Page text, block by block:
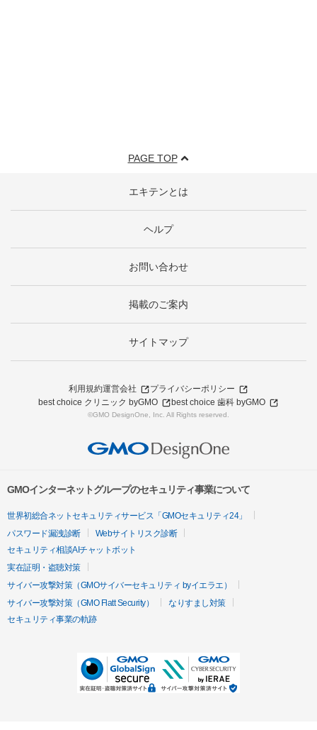
PAGE TOP
エキテンとは
ヘルプ
お問い合わせ
掲載のご案内
サイトマップ
利用規約運営会社
プライバシーポリシー
best choice クリニック byGMO
best choice 歯科 byGMO
©GMO DesignOne, Inc. All Rights reserved.
GMOインターネットグループのセキュリティ事業について
世界初総合ネットセキュリティサービス「GMOセキュリティ24」
パスワード漏洩診断
Webサイトリスク診断
セキュリティ相談AIチャットボット
実在証明・盗聴対策
サイバー攻撃対策（GMOサイバーセキュリティ byイエラエ）
サイバー攻撃対策（GMO Flatt Security）
なりすまし対策
セキュリティ事業の軌跡